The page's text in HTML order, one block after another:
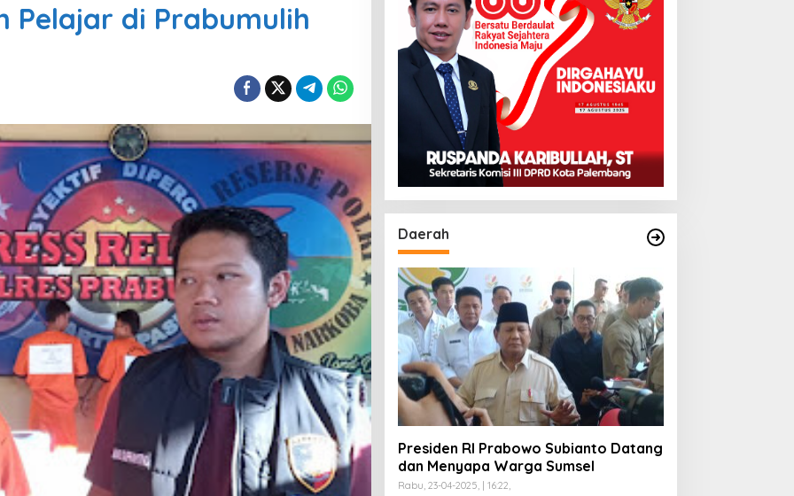
Pelajar di Prabumulih
Daerah
Presiden RI Prabowo Subianto Datang
dan Menyapa Warga Sumsel
Rabu, 23-04-2025, | 16:22,